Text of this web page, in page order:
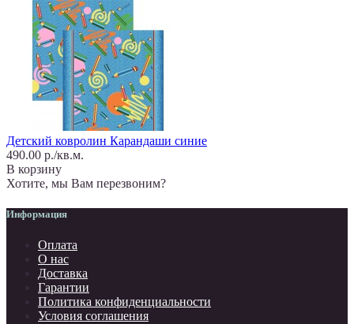
Детский ковролин Карандаши синие
490.00 р./кв.м.
В корзину
Хотите, мы Вам перезвоним?
Информация
Оплата
О нас
Доставка
Гарантии
Политика конфиденциальности
Условия соглашения